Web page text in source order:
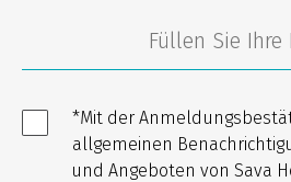
*Mit der
allgemeinen
und Angeboten von Sava